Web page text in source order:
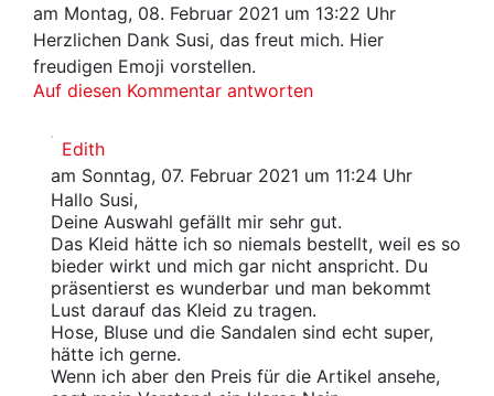
am Montag, 08. Februar 2021 um 13:22 Uhr
Herzlichen Dank Susi, das freut mich. Hier
freudigen Emoji vorstellen.
Auf diesen Kommentar antworten
Edith
am Sonntag, 07. Februar 2021 um 11:24 Uhr
Hallo Susi,
Deine Auswahl gefällt mir sehr gut.
Das Kleid hätte ich so niemals bestellt, weil es so
bieder wirkt und mich gar nicht anspricht. Du
präsentierst es wunderbar und man bekommt
Lust darauf das Kleid zu tragen.
Hose, Bluse und die Sandalen sind echt super,
hätte ich gerne.
Wenn ich aber den Preis für die Artikel ansehe,